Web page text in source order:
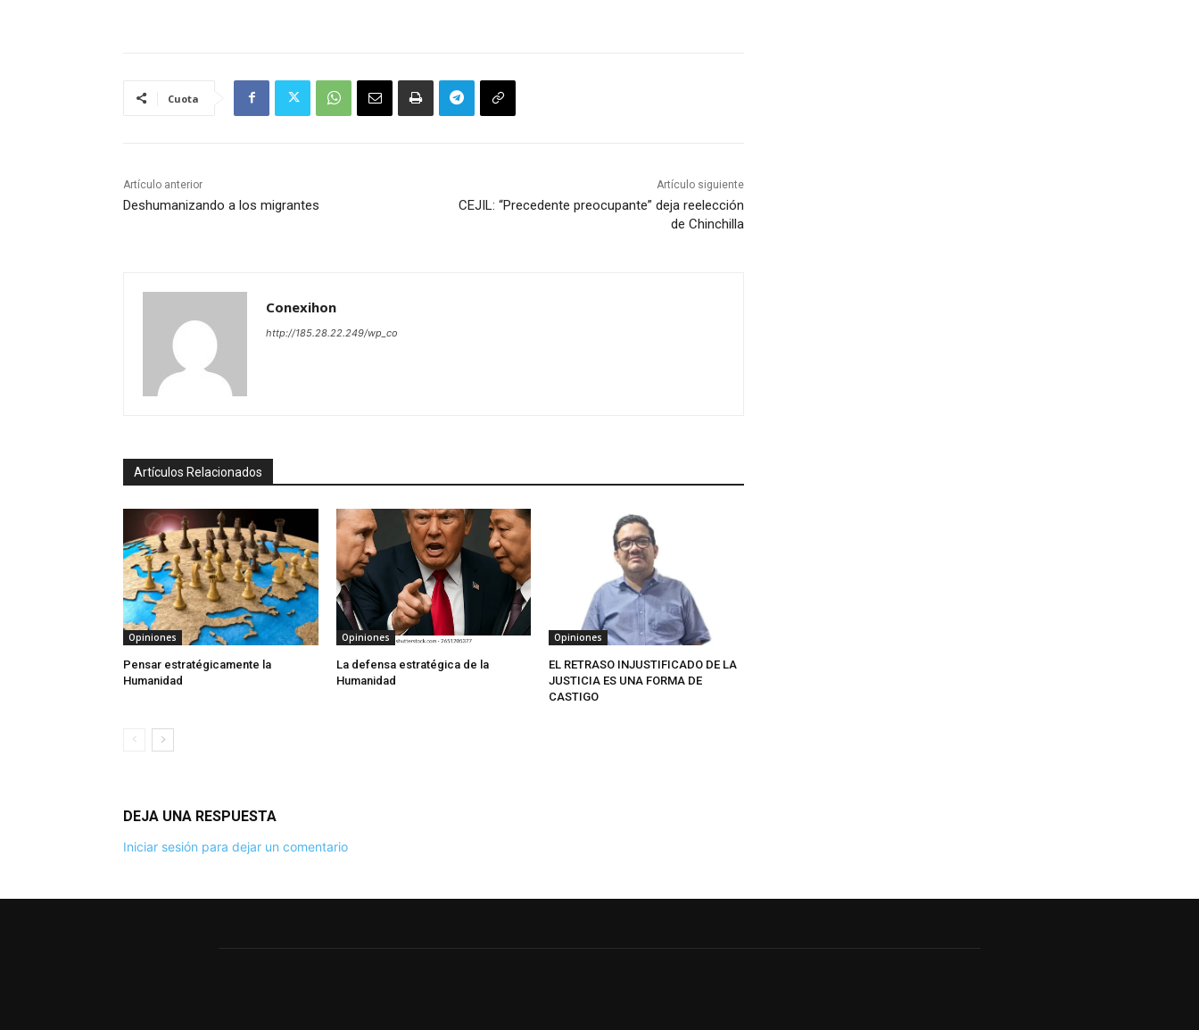
Cuota
Artículo anterior
Deshumanizando a los migrantes
Artículo siguiente
CEJIL: “Precedente preocupante” deja reelección
de Chinchilla
Conexihon
http://185.28.22.249/wp_co
Artículos Relacionados
Opiniones
Pensar estratégicamente la
Humanidad
Opiniones
La defensa estratégica de la
Humanidad
Opiniones
EL RETRASO INJUSTIFICADO DE LA
JUSTICIA ES UNA FORMA DE
CASTIGO
DEJA UNA RESPUESTA
Iniciar sesión para dejar un comentario